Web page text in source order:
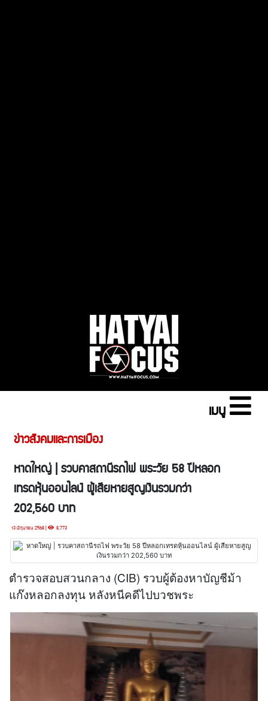
เมนู
ข่าวสังคมและการเมือง
หาดใหญ่ | รวบคาสถานีรถไฟ พระวัย 58 ปีหลอก
เทรดหุ้นออนไลน์ ผู้เสียหายสูญเงินรวมกว่า
202,560 บาท
13 มิถุนายน 2568 | 8,773
ตำรวจสอบสวนกลาง (CIB) รวบผู้ต้องหาบัญชีม้า
แก๊งหลอกลงทุน หลังหนีคดีไปบวชพระ